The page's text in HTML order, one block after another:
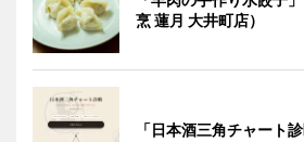
烹 蓮月 大井町店）
「日本酒三角チャート診